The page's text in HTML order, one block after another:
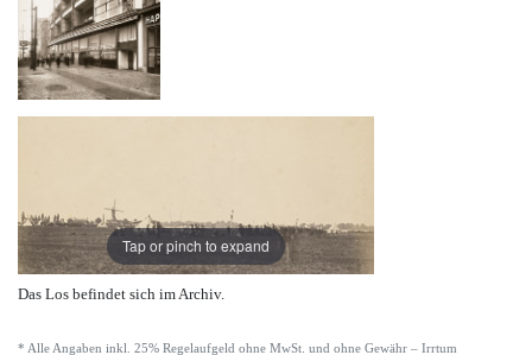
Tap or pinch to expand
Das Los befindet sich im Archiv.
* Alle Angaben inkl. 25% Regelaufgeld ohne MwSt. und ohne Gewähr – Irrtum